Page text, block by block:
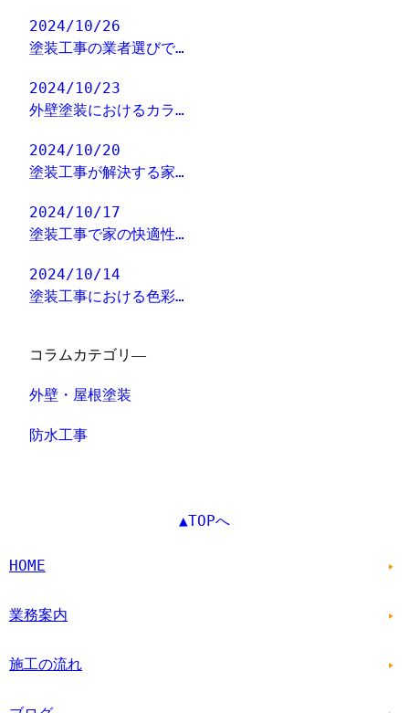
2024/10/26
塗装工事の業者選びで…
2024/10/23
外壁塗装におけるカラ…
2024/10/20
塗装工事が解決する家…
2024/10/17
塗装工事で家の快適性…
2024/10/14
塗装工事における色彩…
コラムカテゴリ―
外壁・屋根塗装
防水工事
▲TOPへ
HOME
業務案内
施工の流れ